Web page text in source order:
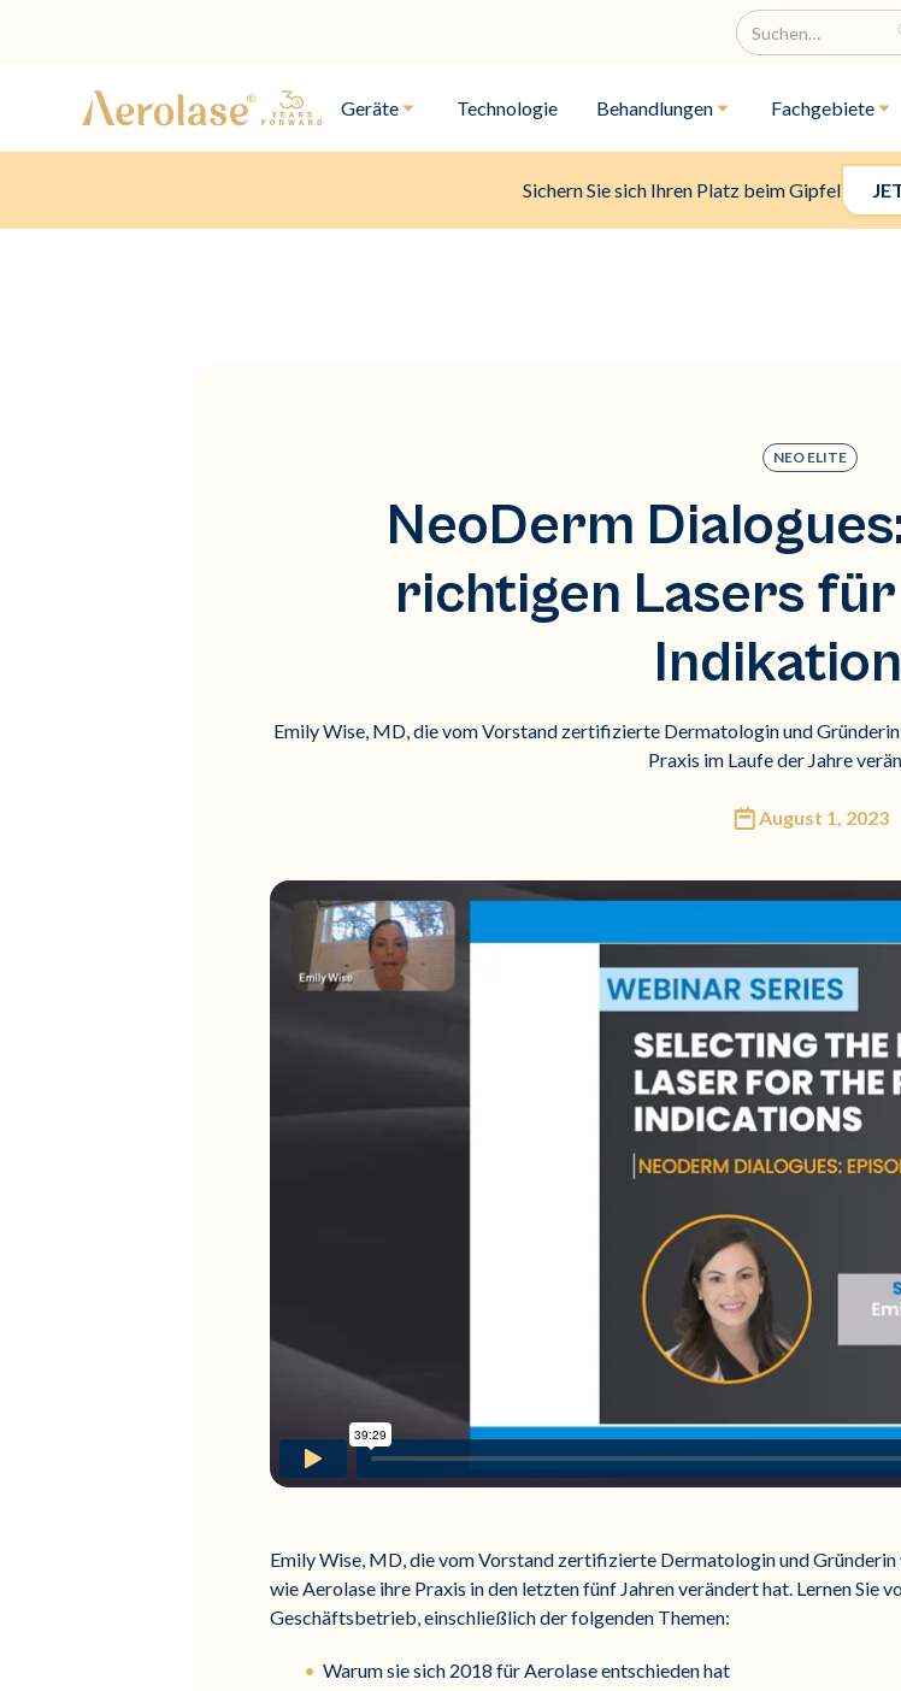
Geräte Technologie Behandlungen Fachgebiete
Sichern Sie sich Ihren Platz beim Gipfel
NEO ELITE
NeoDerm
richtigen Lasers
Emily Wise, MD, die vom Vorstand zertifizierte Dermatologin und
Praxis im Laufe der Jahre
August 1, 2023
Emily Wise, MD, die vom Vorstand zertifizierte Dermatologin und
wie Aerolase ihre Praxis in den letzten fünf Jahren verändert hat. Lernen Sie
Geschäftsbetrieb, einschließlich der folgenden Themen:
Warum sie sich 2018 für Aerolase entschieden hat